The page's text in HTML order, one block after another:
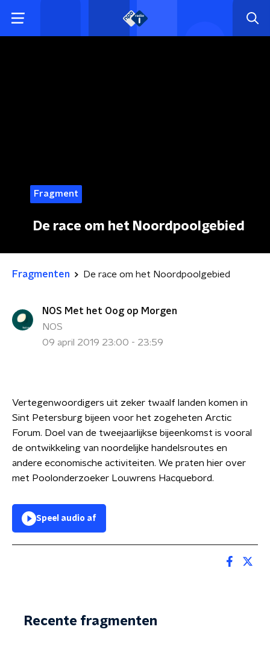
Fragment
De race om het Noordpoolgebied
Fragmenten De race om het Noordpoolgebied
NOS Met het Oog op Morgen
NOS
09 april 2019 23:00 - 23:59
Vertegenwoordigers uit zeker twaalf landen komen in
Sint Petersburg bijeen voor het zogeheten Arctic
Forum. Doel van de tweejaarlijkse bijeenkomst is vooral
de ontwikkeling van noordelijke handelsroutes en
andere economische activiteiten. We praten hier over
met Poolonderzoeker Louwrens Hacquebord.
Speel audio af
Recente fragmenten